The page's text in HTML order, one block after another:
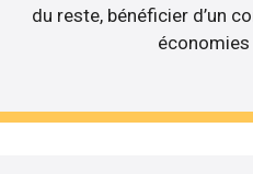
du reste, bénéficier d’un
économies